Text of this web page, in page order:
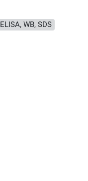
ELISA, WB, SDS